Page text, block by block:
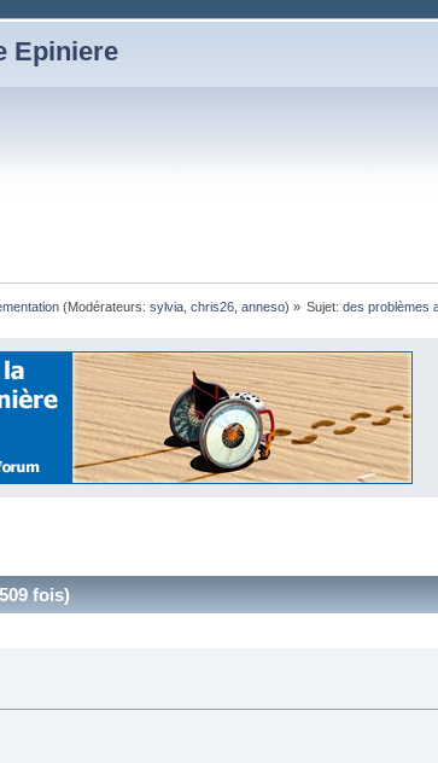
Epiniere
(Modérateurs: sylvia, chris26, anneso) » Sujet:des problèmes
fois)